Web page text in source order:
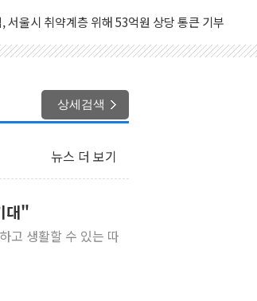
국·떡볶이떡 제조업 '생계형 적합업종' 재지정...5년
시] 금리 인하에도 추가 완화 불확실성에 1.2% 하
객 유입 창구 된 '트래블카드'…휴가철 넘어 장기 고
우 공승연 브랜드 모델 발탁… 부산 광안서 약국 팝
환] 국제유가 급등에 미 국채금리·달러 동반 상승…
란전 조만간 끝날 것"…군수품 부족설 일축 "막대한
, 원가 개선으로 실적 방어…다음 과제는 '외형 확대'
상세검색
뉴스 더 보기
대"
고 생활할 수 있는 따